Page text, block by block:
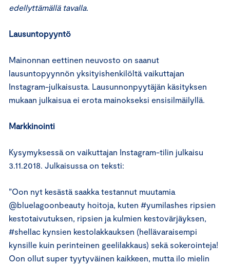
edellyttämällä tavalla.
Lausuntopyyntö
Mainonnan eettinen neuvosto on saanut
lausuntopyynnön yksityishenkilöltä vaikuttajan
Instagram-julkaisusta. Lausunnonpyytäjän käsityksen
mukaan julkaisua ei erota mainokseksi ensisilmäilyllä.
Markkinointi
Kysymyksessä on vaikuttajan Instagram-tilin julkaisu
3.11.2018. Julkaisussa on teksti:
”Oon nyt kesästä saakka testannut muutamia
@bluelagoonbeauty hoitoja, kuten #yumilashes ripsien
kestotaivutuksen, ripsien ja kulmien kestovärjäyksen,
#shellac kynsien kestolakkauksen (hellävaraisempi
kynsille kuin perinteinen geelilakkaus) sekä sokerointeja!
Oon ollut super tyytyväinen kaikkeen, mutta ilo mielin